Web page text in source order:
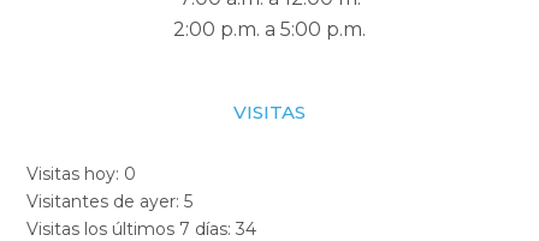
2:00 p.m. a 5:00 p.m.
VISITAS
Visitas hoy: 0
Visitantes de ayer:5
Visitas los últimos 7 días:34